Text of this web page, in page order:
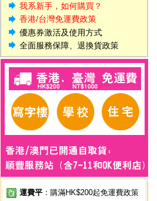
我系新手，如何購買？
香港/台灣免運費政策
優惠券激活及使用方式
全面服務保障、退換貨政策
運費平 ：購滿HK$200起免運費政策